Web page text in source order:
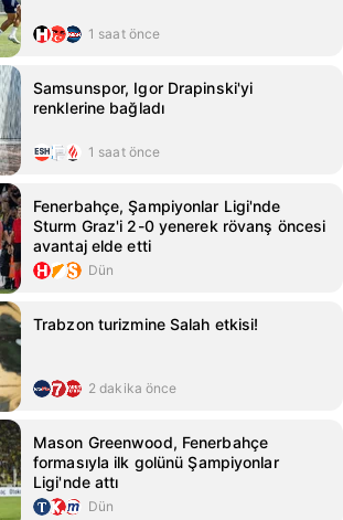
1 saat önce
Samsunspor, Igor Drapinski'yi
renklerine bağladı
1 saat önce
Fenerbahçe, Şampiyonlar Ligi'nde
Sturm Graz'i 2-0 yenerek rövanş öncesi
avantaj elde etti
Dün
Trabzon turizmine Salah etkisi!
2 dakika önce
Mason Greenwood, Fenerbahçe
formasıyla ilk golünü Şampiyonlar
Ligi'nde attı
Dün